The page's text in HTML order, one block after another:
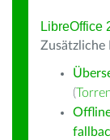
LibreOffice
Zusätzliche
(